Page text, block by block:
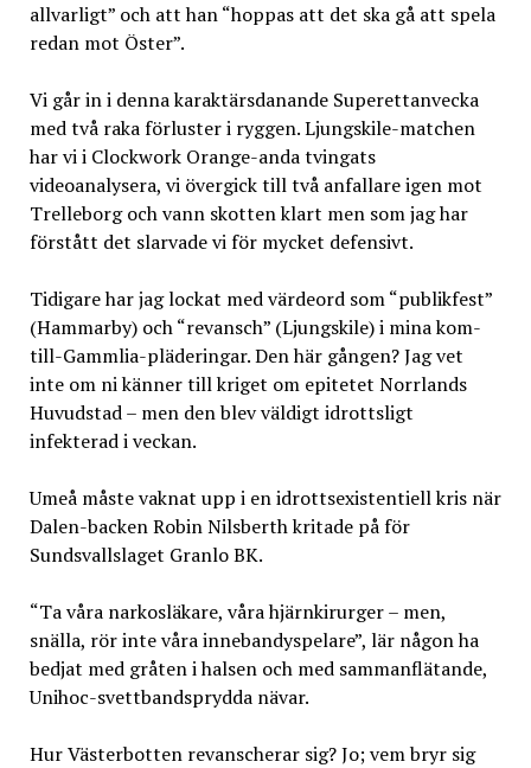
allvarligt” och att han “hoppas att det ska gå att spela
redan mot Öster”.
Vi går in i denna karaktärsdanande Superettanvecka
med två raka förluster i ryggen. Ljungskile-matchen
har vi i Clockwork Orange-anda tvingats
videoanalysera, vi övergick till två anfallare igen mot
Trelleborg och vann skotten klart men som jag har
förstått det slarvade vi för mycket defensivt.
Tidigare har jag lockat med värdeord som “publikfest”
(Hammarby) och “revansch” (Ljungskile) i mina kom-
till-Gammlia-pläderingar. Den här gången? Jag vet
inte om ni känner till kriget om epitetet Norrlands
Huvudstad – men den blev väldigt idrottsligt
infekterad i veckan.
Umeå måste vaknat upp i en idrottsexistentiell kris när
Dalen-backen Robin Nilsberth kritade på för
Sundsvallslaget Granlo BK.
“Ta våra narkosläkare, våra hjärnkirurger – men,
snälla, rör inte våra innebandyspelare”, lär någon ha
bedjat med gråten i halsen och med sammanflätande,
Unihoc-svettbandsprydda nävar.
Hur Västerbotten revanscherar sig? Jo; vem bryr sig